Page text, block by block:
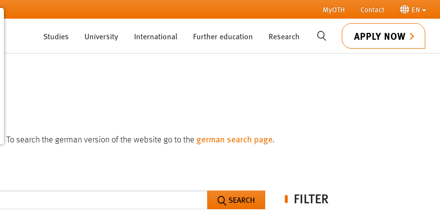
MyOTH Contact EN
Studies University International Further education Research SUCHE APPLY NOW
To search the german version of the website go to the german search page.
FILTER
SEARCH